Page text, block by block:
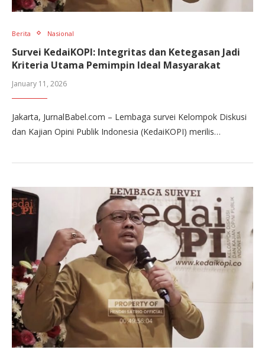
Berita Nasional
Survei KedaiKOPI: Integritas dan Ketegasan Jadi
Kriteria Utama Pemimpin Ideal Masyarakat
January 11, 2026
Jakarta, JurnalBabel.com – Lembaga survei Kelompok Diskusi
dan Kajian Opini Publik Indonesia (KedaiKOPI) merilis…